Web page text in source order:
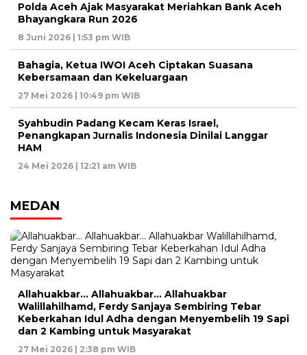
Polda Aceh Ajak Masyarakat Meriahkan Bank Aceh
Bhayangkara Run 2026
8 Juni 2026 | 1:53 pm WIB
Bahagia, Ketua IWOI Aceh Ciptakan Suasana
Kebersamaan dan Kekeluargaan
27 Mei 2026 | 10:49 pm WIB
Syahbudin Padang Kecam Keras Israel,
Penangkapan Jurnalis Indonesia Dinilai Langgar
HAM
24 Mei 2026 | 12:21 am WIB
MEDAN
Allahuakbar… Allahuakbar… Allahuakbar
Walillahilhamd, Ferdy Sanjaya Sembiring Tebar
Keberkahan Idul Adha dengan Menyembelih 19 Sapi
dan 2 Kambing untuk Masyarakat
27 Mei 2026 | 2:38 pm WIB